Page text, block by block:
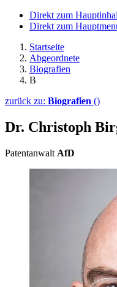
Direkt zum
Direkt zum
Startseite
Abgeordnete
Biografien
B
zurück zu: Biografien ()
Dr. Christoph
Patentanwalt AfD